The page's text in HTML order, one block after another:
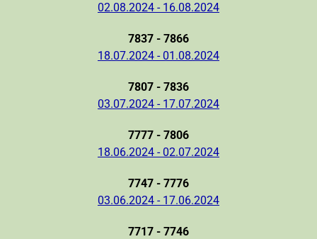
02.08.2024 - 16.08.2024
7837 - 7866
18.07.2024 - 01.08.2024
7807 - 7836
03.07.2024 - 17.07.2024
7777 - 7806
18.06.2024 - 02.07.2024
7747 - 7776
03.06.2024 - 17.06.2024
7717 - 7746